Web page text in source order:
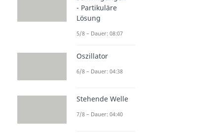
- Partikuläre
Lösung
5/8 – Dauer: 08:07
Oszillator
6/8 – Dauer: 04:38
Stehende Welle
7/8 – Dauer: 04:40